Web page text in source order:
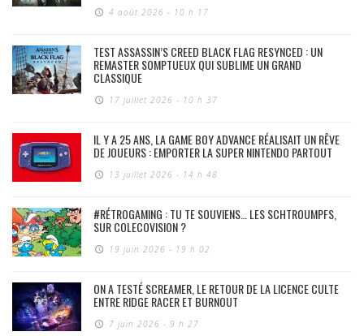
4 août 2026 - 10 h 17
TEST ASSASSIN’S CREED BLACK FLAG RESYNCED : UN
REMASTER SOMPTUEUX QUI SUBLIME UN GRAND
CLASSIQUE
17 juillet 2026 - 10 h 37
IL Y A 25 ANS, LA GAME BOY ADVANCE RÉALISAIT UN RÊVE
DE JOUEURS : EMPORTER LA SUPER NINTENDO PARTOUT
13 juillet 2026 - 14 h 48
#RÉTROGAMING : TU TE SOUVIENS… LES SCHTROUMPFS,
SUR COLECOVISION ?
19 juin 2026 - 19 h 02
ON A TESTÉ SCREAMER, LE RETOUR DE LA LICENCE CULTE
ENTRE RIDGE RACER ET BURNOUT
7 juin 2026 - 9 h 27